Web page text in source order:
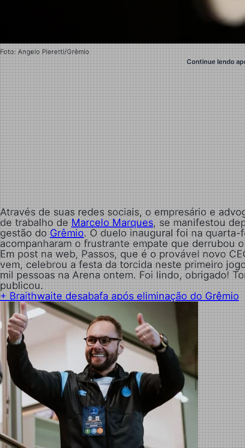
Foto: Angelo Pieretti/Grêmio
Continue lendo
Através de suas redes sociais, o empresário e
de trabalho deMarcelo Marques, se manifestou
gestão doGrêmio. O duelo inaugural foi na
acompanharam o frustrante empate que derrubou
Em post na web, Passos, que é o provável novo
vem, celebrou a festa da torcida neste primeiro
mil pessoas na Arena ontem. Foi lindo, obrigado!
publicou.
+Braithwaite desabafa após eliminação do Grêmio